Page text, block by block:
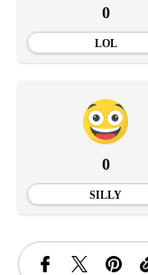
0
LOL
0
SILLY